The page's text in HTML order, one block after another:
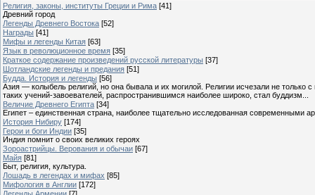
Религия, законы, институты Греции и Рима [41]
Древний город
Легенды Древнего Востока [52]
Награды [41]
Мифы и легенды Китая [63]
Язык в революционное время [35]
Краткое содержание произведений русской литературы [37]
Шотландские легенды и предания [51]
Будда. История и легенды [56]
Азия — колыбель религий, но она бывала и их могилой. Религии исчезали не
таких учений-завоевателей, распространившимся наиболее широко, стал буддизм...
Величие Древнего Египта [34]
Египет – единственная страна, наиболее тщательно исследованная современными
История Нибиру [174]
Герои и боги Индии [35]
Индия помнит о своих великих героях
Зороастрийцы. Верования и обычаи [67]
Майя [81]
Быт, религия, культура.
Лошадь в легендах и мифах [85]
Мифология в Англии [172]